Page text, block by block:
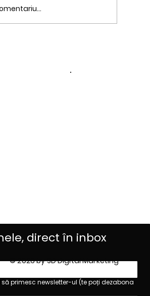
.
direct în inbox
primesc newsletter-ul (te poți dezabona
© 2026 by SD Digital Marketing